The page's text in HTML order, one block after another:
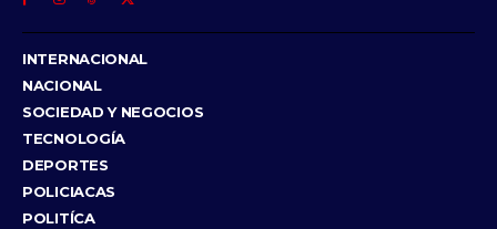
INTERNACIONAL
NACIONAL
SOCIEDAD Y NEGOCIOS
TECNOLOGÍA
DEPORTES
POLICIACAS
POLITÍCA